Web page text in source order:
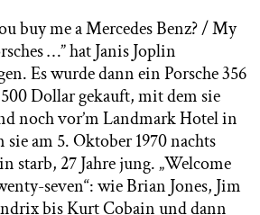
buy me a Mercedes Benz? / My
…” hat Janis Joplin
Es wurde dann ein Porsche 356
Dollar gekauft, mit dem sie
noch vor’m Landmark Hotel in
am 5. Oktober 1970 nachts
starb, 27 Jahre jung. „Welcome
seven“: wie Brian Jones, Jim
bis Kurt Cobain und dann